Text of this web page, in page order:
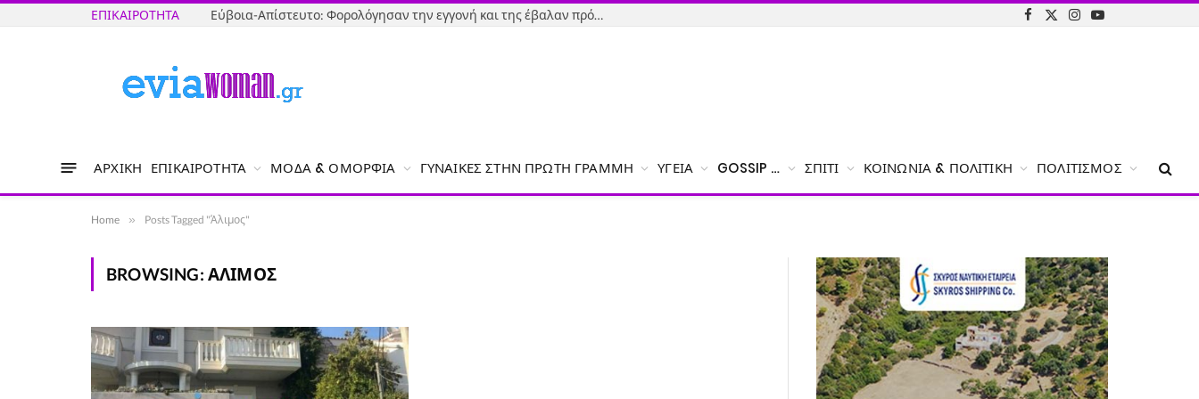
ΕΠΙΚΑΙΡΌΤΗΤΑ Εύβοια-Απίστευτο: Φορολόγησαν την εγγονή και της έβαλαν πρόστιμο γιατί δεν δήλωσε το χαρτζιλίκι του παππού!
Facebook
X
Instagram
YouTube
ΑΡΧΙΚΉ ΕΠΙΚΑΙΡΌΤΗΤΑ ΜΌΔΑ & ΟΜΟΡΦΙΆ ΓΥΝΑΊΚΕΣ ΣΤΗΝ ΠΡΏΤΗ ΓΡΑΜΜΉ ΥΓΕΊΑ GOSSIP … ΣΠΊΤΙ ΚΟΙΝΩΝΊΑ & ΠΟΛΙΤΙΚΉ ΠΟΛΙΤΙΣΜΌΣ
Home » Posts Tagged "Άλιμος"
BROWSING: ΆΛΙΜΟΣ